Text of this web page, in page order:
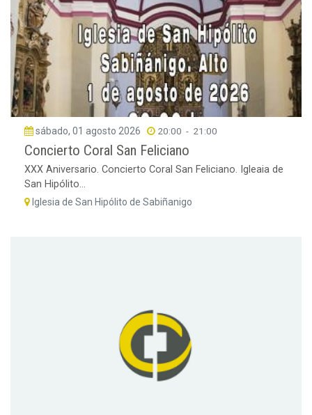
sábado, 01 agosto 2026 20:00 - 21:00
Concierto Coral San Feliciano
XXX Aniversario. Concierto Coral San Feliciano. Igleaia de
San Hipólito...
Iglesia de San Hipólito de Sabiñanigo